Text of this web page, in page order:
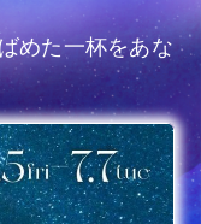
めた一杯をあな